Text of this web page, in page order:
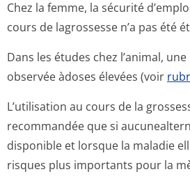
Chez la femme, la sécurité
cours de lagrossesse n’a pas été
Dans les études chez l’animal,
observée àdoses élevées (voir
L’utilisation au cours de la
recommandée que si
disponible et lorsque la maladie
risques plus importants pour la